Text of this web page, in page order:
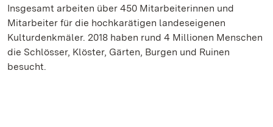
Insgesamt arbeiten über 450 Mitarbeiterinnen und
Mitarbeiter für die hochkarätigen landeseigenen
Kulturdenkmäler. 2018 haben rund 4 Millionen Menschen
die Schlösser, Klöster, Gärten, Burgen und Ruinen
besucht.